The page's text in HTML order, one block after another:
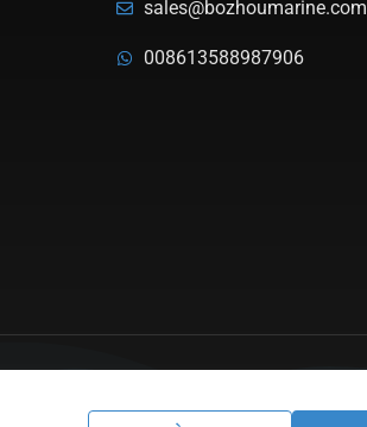
sales@bozhoumarine.com
008613588987906